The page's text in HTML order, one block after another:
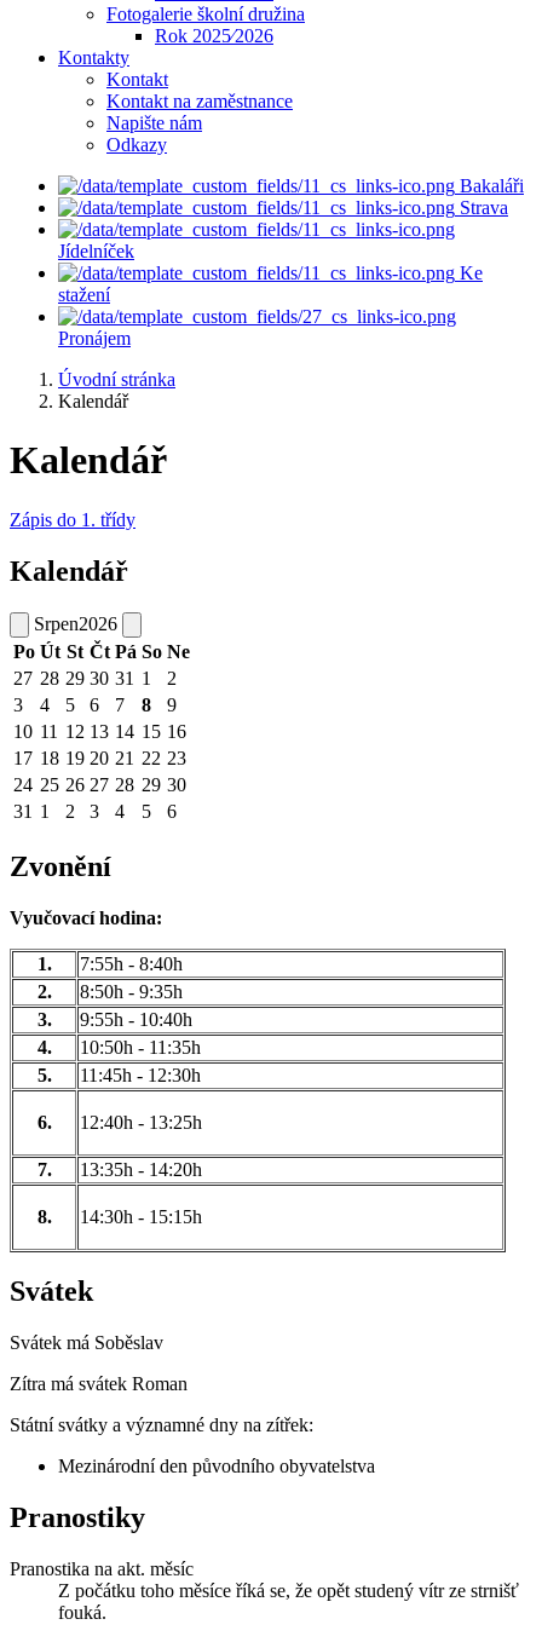
Fotogalerie školní družina
Rok 2025⁄2026
Kontakty
Kontakt
Kontakt na zaměstnance
Napište nám
Odkazy
Bakaláři
Strava
Jídelníček
Ke
stažení
Pronájem
Úvodní stránka
Kalendář
Kalendář
Zápis do 1. třídy
Kalendář
Srpen2026
Po Út St Čt Pá So Ne
27 28 29 30 31 1
2
3
4 5 6 7 8
9
10 11 12 13 14 15 16
17 18 19 20 21 22 23
24 25 26 27 28 29 30
31 1 2 3 4 5 6
Zvonění
Vyučovací hodina:
1.
7:55h - 8:40h
2.
8:50h - 9:35h
3.
9:55h - 10:40h
4.
10:50h - 11:35h
5.
11:45h - 12:30h
6. 12:40h - 13:25h
7. 13:35h - 14:20h
8. 14:30h - 15:15h
Svátek
Svátek má Soběslav
Zítra má svátek Roman
Státní svátky a významné dny na zítřek:
Mezinárodní den původního obyvatelstva
Pranostiky
Pranostika na akt. měsíc
Z počátku toho měsíce říká se, že opět studený vítr ze strnišť
fouká.